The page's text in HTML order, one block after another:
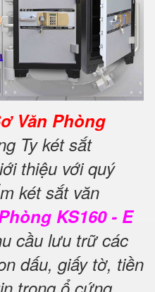
Văn Phòng
Ty két sắt
thiệu với quý
két sắt văn
KS160 - E
cầu lưu trữ các
dấu, giấy tờ, tiền